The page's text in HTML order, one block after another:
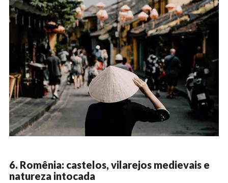
6. Romênia: castelos, vilarejos medievais e
natureza intocada